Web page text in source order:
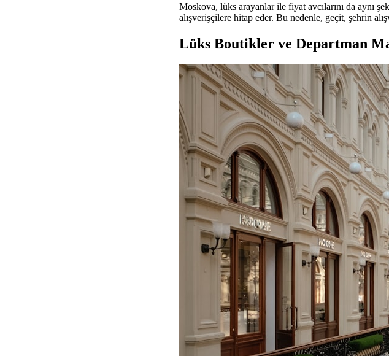
Moskova, lüks arayanlar ile fiyat avcılarını da aynı
alışverişçilere hitap eder. Bu nedenle, geçit, şehrin
Lüks Boutikler ve Departman